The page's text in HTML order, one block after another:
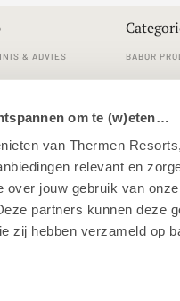
om te (w)eten…
van Thermen
relevant en
over jouw gebruik van
partners kunnen deze
zij hebben verzameld op
& ADVIES
VRAGEN
EN RETOURNEREN
BABOR
MAKE-UP
SAUNA,